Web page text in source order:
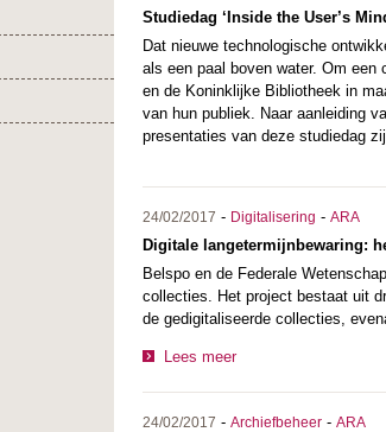
Studiedag ‘Inside the User’s
Dat nieuwe technologische
als een paal boven water. Om
en de Koninklijke Bibliotheek in
van hun publiek. Naar aanleiding
presentaties van deze studiedag
24/02/2017 - Digitalisering - ARA
Digitale langetermijnbewaring:
Belspo en de Federale
collecties. Het project bestaat uit
de gedigitaliseerde collecties,
Lees meer
24/02/2017 - Archiefbeheer - ARA